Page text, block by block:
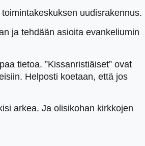
uudisrakennus.
ja tehdään asioita evankeliumin
tietoa. ”Kissanristiäiset” ovat
Helposti koetaan, että jos
arkea. Ja olisikohan kirkkojen